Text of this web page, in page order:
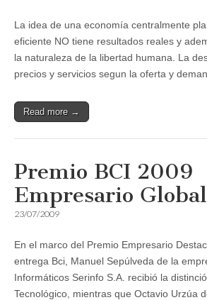
La idea de una economía centralmente
eficiente NO tiene resultados reales y
la naturaleza de la libertad humana. La
precios y servicios segun la oferta y
Read more →
Premio BCI 2009
Empresario
23/07/2009
En el marco del Premio Empresario
entrega Bci, Manuel Sepúlveda de la
Informáticos Serinfo S.A. recibió la
Tecnológico, mientras que Octavio Urzúa